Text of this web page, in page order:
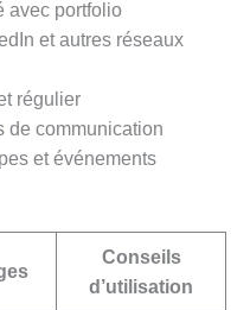
avec portfolio
et autres réseaux
régulier
de communication
et événements
Conseils
d’utilisation